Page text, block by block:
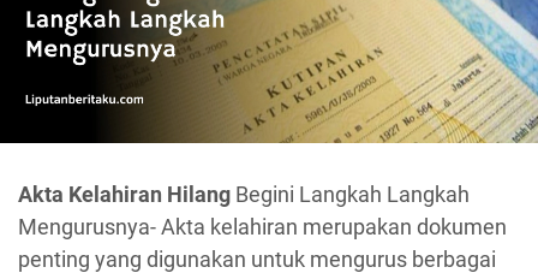
Akta Kelahiran Hilang Begini Langkah Langkah
Mengurusnya- Akta kelahiran merupakan dokumen
penting yang digunakan untuk mengurus berbagai